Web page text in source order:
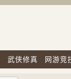
武侠修真 网游竞